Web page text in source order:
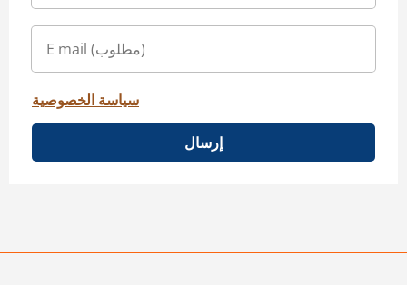
سياسة الخصوصية
إرسال